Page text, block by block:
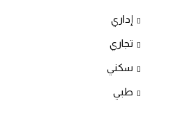
إداري
تجاري
سكني
طبي